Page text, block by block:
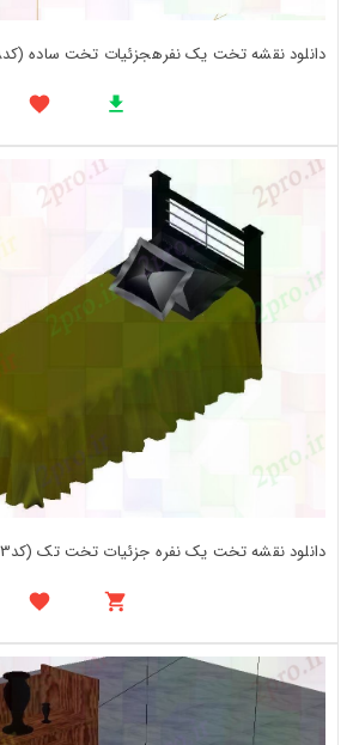
دانلود نقشه تخت یک نفرهجزئیات تخت ساده (کد41958)
دانلود نقشه تخت یک نفره جزئیات تخت تک (کد41903)